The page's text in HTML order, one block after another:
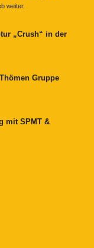
weiter.
„Crush“ in der
Gruppe
mit SPMT &